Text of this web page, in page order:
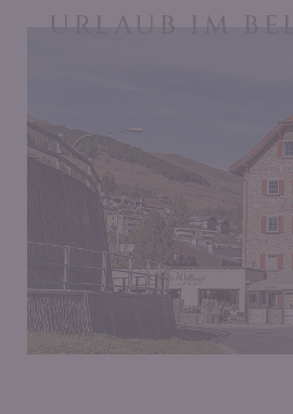
URLAUB IM